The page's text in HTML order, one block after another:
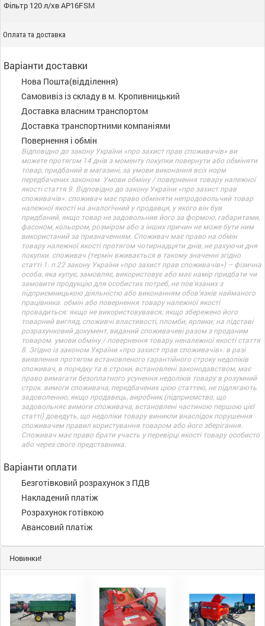
Фільтр 120 л/хв AP16FSM
Оплата та доставка
Варіанти доставки
Нова Пошта(відділення)
Самовивіз із складу в м. Кропивницький
Доставка власним транспортом
Доставка транспортними компаніями
Повернення і обмін
Відповідно до закону України «про захист прав споживачів» ви
можете протягом 14 днів з моменту покупки повернути або обміняти
товар, придбаний в магазині, за умови виконання всіх норм
передбачених законом. Умови обміну / повернення товару належної
якості стаття 9. Відповідно до закону України «про захист прав
споживачів»: споживач має право обміняти непродовольчий товар
належної якості на аналогічний у продавця, у якого він був
придбаний, якщо товар не задовольнив його за формою, габаритами,
фасоном, кольором, розміром або з інших причин не може бути ним
використаний за призначенням. Споживач має право на обмін
товару належної якості протягом чотирнадцяти днів, не рахуючи дня
покупки. споживач (термін вживається в такому значенні згідно
статті 1. п.22 закону України «про захист прав споживачів») – фізична
особа, яка купує, замовляє, використовує або має намір придбати чи
замовити продукцію для особистих потреб, не пов’язаних з
підприємницькою діяльністю або виконанням обов’язків найманого
працівника. обмін або повернення товару належної якості
провадиться: якщо не використовувався; якщо збережено його
товарний вигляд, споживчі властивості, пломби, ярлики; на підставі
розрахунковий документ, виданий споживачеві разом з проданим
товаром. умови обміну / повернення товару неналежної якості стаття
8. Згідно із законом України «про захист прав споживачів»: в разі
виявлення протягом встановленого гарантійного строку недоліків
споживач, в порядку та в строки, встановлені законодавством, має
право вимагати безоплатного усунення недоліків товару в розумний
строк. вимоги споживача, передбачених цією статтею, не підлягають
задоволенню, якщо продавець, виробник (підприємство, що
задовольняє вимоги споживача, встановлені частиною першою цієї
статті) доведуть, що недоліки товару виникли внаслідок порушення
споживачем правил користування товаром або його зберігання.
Споживач має право брати участь у перевірці якості товару особисто
або через свого представника.
Варіанти оплати
Безготівковий розрахунок з ПДВ
Накладений платіж
Розрахунок готівкою
Авансовий платіж
Новинки!